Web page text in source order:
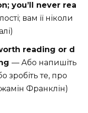
you’ll never rea
вам її ніколи
reading or d
— Або напишіть
зробіть те, про
Франклін)